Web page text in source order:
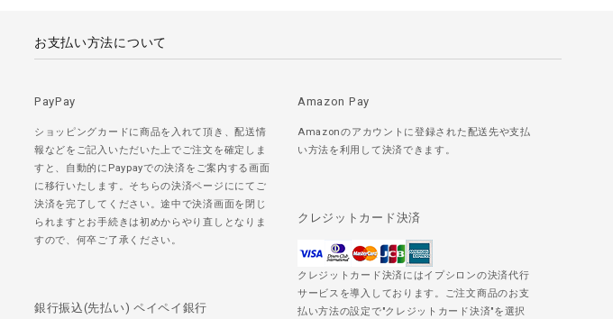
お支払い方法について
PayPay
ショッピングカードに商品を入れて頂き、配送情
報などをご記入いただいた上でご注文を確定しま
すと、自動的にPaypayでの決済をご案内する画面
に移行いたします。そちらの決済ページににてご
決済を完了してください。途中で決済画面を閉じ
られますとお手続きは初めからやり直しとなりま
すので、何卒ご了承ください。
Amazon Pay
Amazonのアカウントに登録された配送先や支払
い方法を利用して決済できます。
クレジットカード決済
クレジットカード決済にはイプシロンの決済代行
サービスを導入しております。ご注文商品のお支
払い方法の設定で"クレジットカード決済"を選択
銀行振込(先払い) ペイペイ銀行